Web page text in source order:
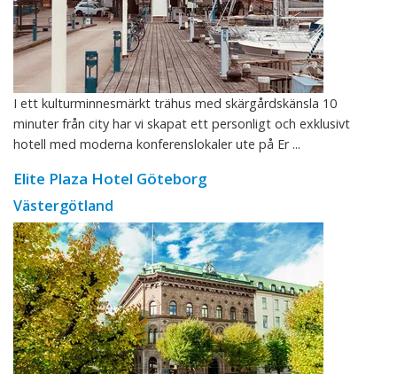
I ett kulturminnesmärkt trähus med skärgårdskänsla 10
minuter från city har vi skapat ett personligt och exklusivt
hotell med moderna konferenslokaler ute på Er ...
Elite Plaza Hotel Göteborg
Västergötland